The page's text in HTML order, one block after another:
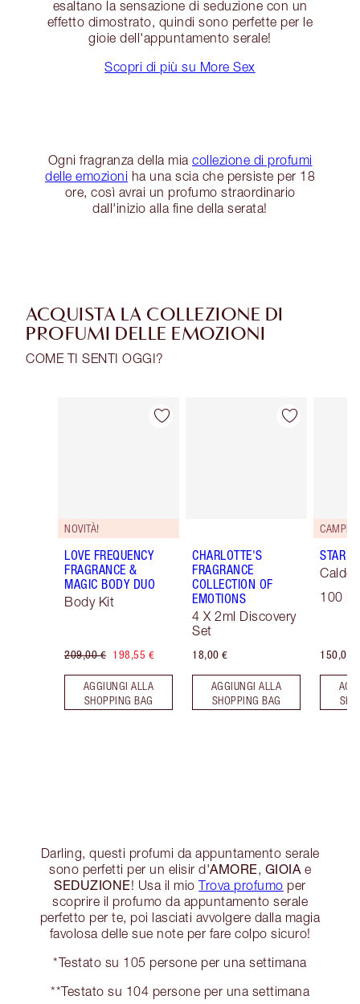
esaltano la sensazione di seduzione con un
effetto dimostrato, quindi sono perfette per le
gioie dell'appuntamento serale!
Scopri di più su More Sex
Ogni fragranza della mia collezione di profumi
delle emozioni ha una scia che persiste per 18
ore, così avrai un profumo straordinario
dall'inizio alla fine della serata!
ACQUISTA LA COLLEZIONE DI
PROFUMI DELLE EMOZIONI
COME TI SENTI OGGI?
Articolo 1 di 30
NOVITÀ!
LOVE FREQUENCY
FRAGRANCE &
MAGIC BODY DUO
Body Kit
209,00 € 198,55 €
AGGIUNGI ALLA
SHOPPING BAG
Articolo 2 di 30
CHARLOTTE'S
FRAGRANCE
COLLECTION OF
EMOTIONS
4 X 2ml Discovery
Set
18,00 €
AGGIUNGI ALLA
SHOPPING BAG
STAR
Caldo
100
150,00
Darling, questi profumi da appuntamento serale
sono perfetti per un elisir d'AMORE, GIOIA e
SEDUZIONE! Usa il mioTrova profumo per
scoprire il profumo da appuntamento serale
perfetto per te, poi lasciati avvolgere dalla magia
favolosa delle sue note per fare colpo sicuro!
*Testato su 105 persone per una settimana
**Testato su 104 persone per una settimana